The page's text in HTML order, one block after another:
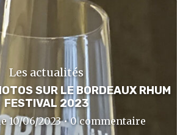
Les actualités
SUR LE BORDEAUX RHUM
FESTIVAL 2023
10/06/2023 • 0 commentaire